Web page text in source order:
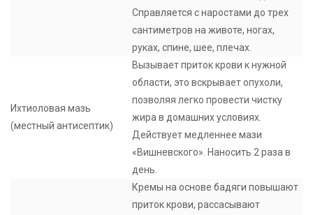
Справляется с наростами до трех
сантиметров на животе, ногах,
руках, спине, шее, плечах.
Ихтиоловая мазь
(местный антисептик)
Вызывает приток крови к нужной
области, это вскрывает опухоли,
позволяя легко провести чистку
жира в домашних условиях.
Действует медленнее мази
«Вишневского». Наносить 2 раза в
день.
Кремы на основе бадяги повышают
приток крови, рассасывают